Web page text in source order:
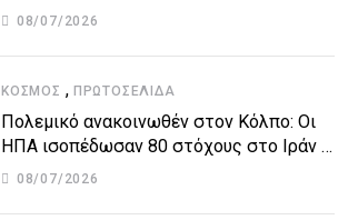
την προστασία των δανειοληπτών
08/07/2026
ΚΌΣΜΟΣ , ΠΡΩΤΟΣΈΛΙΔΑ
Πολεμικό ανακοινωθέν στον Κόλπο: Οι
ΗΠΑ ισοπέδωσαν 80 στόχους στο Ιράν –
Μπαράζ επιθέσεων σε αμερικανικές
08/07/2026